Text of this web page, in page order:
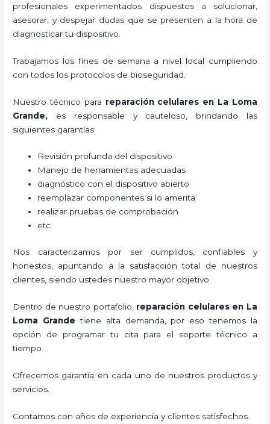
profesionales experimentados dispuestos a solucionar,
asesorar, y despejar dudas que se presenten a la hora de
diagnosticar tu dispositivo.
Trabajamos los fines de semana a nivel local cumpliendo
con todos los protocolos de bioseguridad.
Nuestro técnico para reparación celulares en La Loma
Grande, es responsable y cauteloso, brindando las
siguientes garantías:
Revisión profunda del dispositivo
Manejo de herramientas adecuadas
diagnóstico con el dispositivo abierto
reemplazar componentes si lo amerita
realizar pruebas de comprobación
etc
Nos caracterizamos por ser cumplidos, confiables y
honestos, apuntando a la satisfacción total de nuestros
clientes, siendo ustedes nuestro mayor objetivo.
Dentro de nuestro portafolio, reparación celulares en La
Loma Grande tiene alta demanda, por eso tenemos la
opción de programar tu cita para el soporte técnico a
tiempo.
Ofrecemos garantía en cada uno de nuestros productos y
servicios.
Contamos con años de experiencia y clientes satisfechos.